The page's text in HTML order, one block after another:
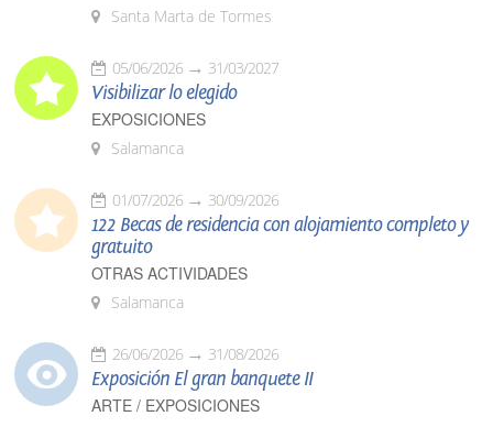
Santa Marta de Tormes
05/06/2026 31/03/2027
Visibilizar lo elegido
EXPOSICIONES
Salamanca
01/07/2026 30/09/2026
122 Becas de residencia con alojamiento completo y
gratuito
OTRAS ACTIVIDADES
Salamanca
26/06/2026 31/08/2026
Exposición El gran banquete II
ARTE / EXPOSICIONES